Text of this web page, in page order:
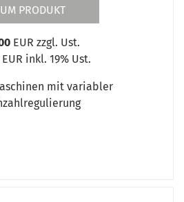
PRODUKT
EUR zzgl. Ust.
EUR inkl. 19% Ust.
mit variabler